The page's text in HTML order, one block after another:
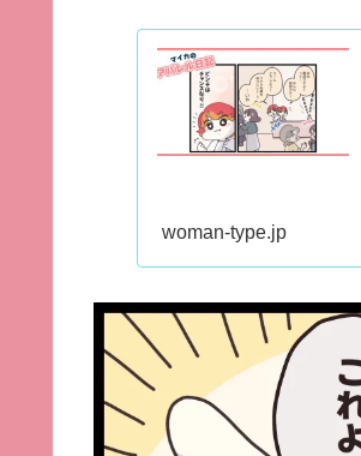
woman-type.jp